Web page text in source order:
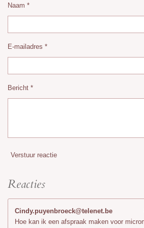
Naam *
E-mailadres *
Bericht *
Verstuur reactie
Reacties
Cindy.puyenbroeck@telenet.be
Hoe kan ik een afspraak maken voor